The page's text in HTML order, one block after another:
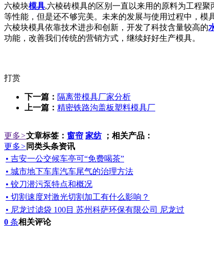
六棱块模具,六棱砖模具的区别一直以来用的原料为工程
等性能，但是还不够完美。未来的发展与使用过程中，模
六棱块模具依靠技术进步和创新，开发了科技含量较高的
功能，改善我们传统的营销方式，继续好好生产模具。
打赏
下一篇： 隔离带模具厂家分析
上一篇： 精密铁路沟盖板塑料模具厂
更多>文章标签： 窗帘 家纺；相关产品：
更多> 同类头条资讯
• 吉安一公交候车亭可“免费喝茶”
• 城市地下车库汽车尾气的治理方法
• 铰刀潜污泵特点和概况
• 切割速度对激光切割加工有什么影响？
• 尼龙过滤袋 100目 苏州科萨环保有限公司 尼龙过
0 条相关评论